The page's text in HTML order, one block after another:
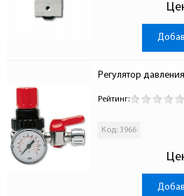
Регулятор
Рейтинг:
Код: 3966